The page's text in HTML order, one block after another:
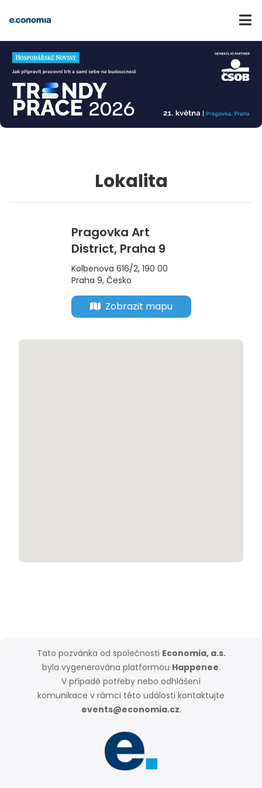
Lokalita
Pragovka Art
District, Praha 9
Kolbenova 616/2, 190 00
Praha 9, Česko
Zobrazit mapu
Tato pozvánka od společnosti Economia, a.s.
byla vygenerována platformou Happenee.
V případě potřeby nebo odhlášení
komunikace v rámci této události kontaktujte
events@economia.cz.